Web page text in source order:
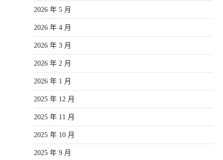
2026 年 5 月
2026 年 4 月
2026 年 3 月
2026 年 2 月
2026 年 1 月
2025 年 12 月
2025 年 11 月
2025 年 10 月
2025 年 9 月